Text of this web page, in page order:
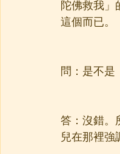
陀佛救我」
這個而已。
問：是不是
答：沒錯。
兒在那裡強